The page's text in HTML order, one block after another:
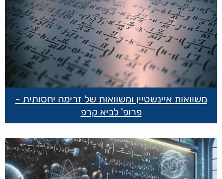
משוואות איינשטיין ומשוואות של זרימה יחסותית -
פרופ' לביא קרפ